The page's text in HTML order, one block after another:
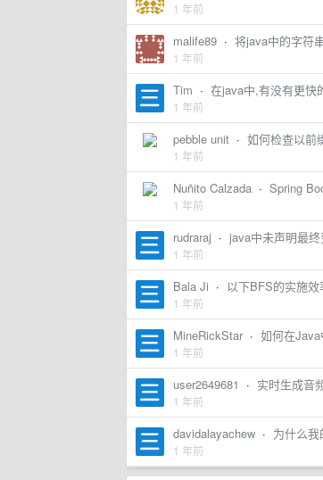
1 年前
malife89 · 将java中的字符
1 年前
Tim · 在java中,有没有更快
1 年前
pebble unit · 如何检查以前
1 年前
Nuñito Calzada · Spring
1 年前
rudraraj · java中未声明最终
1 年前
Bala Ji · 以下BFS的实施效
1 年前
MineRickStar · 如何在
1 年前
user2649681 · 实时生成音
1 年前
davidalayachew · 为什么
1 年前